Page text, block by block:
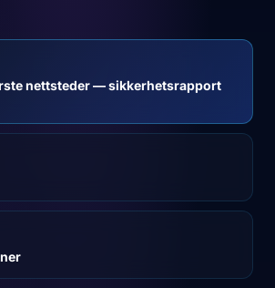
nettsteder — sikkerhetsrapport